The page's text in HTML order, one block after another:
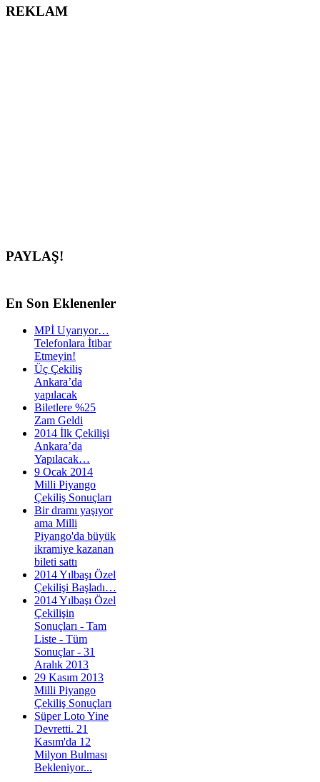
REKLAM
PAYLAŞ!
En Son Eklenenler
MPİ Uyarıyor…
Telefonlara İtibar
Etmeyin!
Üç Çekiliş
Ankara’da
yapılacak
Biletlere %25
Zam Geldi
2014 İlk Çekilişi
Ankara’da
Yapılacak…
9 Ocak 2014
Milli Piyango
Çekiliş Sonuçları
Bir dramı yaşıyor
ama Milli
Piyango'da büyük
ikramiye kazanan
bileti sattı
2014 Yılbaşı Özel
Çekilişi Başladı…
2014 Yılbaşı Özel
Çekilişin
Sonuçları - Tam
Liste - Tüm
Sonuçlar - 31
Aralık 2013
29 Kasım 2013
Milli Piyango
Çekiliş Sonuçları
Süper Loto Yine
Devretti. 21
Kasım'da 12
Milyon Bulması
Bekleniyor...